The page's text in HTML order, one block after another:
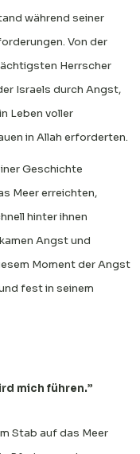
während seiner
Von der
Herrscher
Israels durch Angst,
Leben voller
in Allah erforderten.
Geschichte
Meer erreichten,
hinter ihnen
Angst und
Moment der Angst
fest in seinem
mich führen.”
Stab auf das Meer